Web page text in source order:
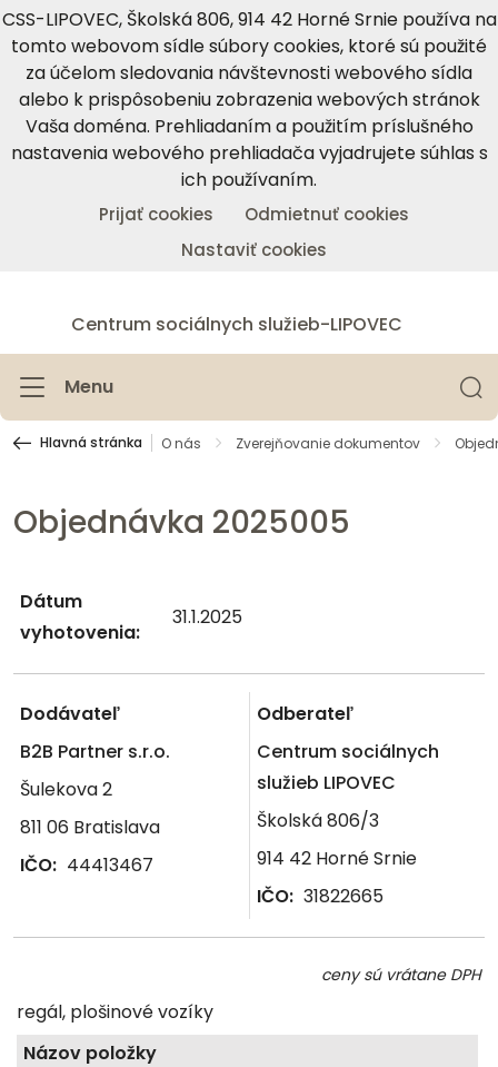
CSS-LIPOVEC, Školská 806, 914 42 Horné Srnie používa na
tomto webovom sídle súbory cookies, ktoré sú použité
za účelom sledovania návštevnosti webového sídla
alebo k prispôsobeniu zobrazenia webových stránok
Vaša doména. Prehliadaním a použitím príslušného
nastavenia webového prehliadača vyjadrujete súhlas s
ich používaním.
Prijať cookies
Odmietnuť cookies
Nastaviť cookies
Centrum sociálnych služieb-LIPOVEC
Menu
Hlavná stránka O nás Zverejňovanie dokumentov
Objednávka 2025005
Dátum
vyhotovenia:
31.1.2025
Dodávateľ
B2B Partner s.r.o.
Šulekova 2
811 06 Bratislava
IČO: 44413467
Odberateľ
Centrum sociálnych
služieb LIPOVEC
Školská 806/3
914 42 Horné Srnie
IČO: 31822665
ceny sú vrátane DPH
regál, plošinové vozíky
Názov položky